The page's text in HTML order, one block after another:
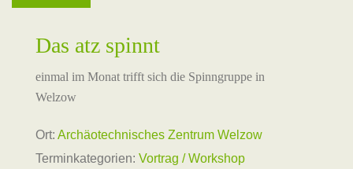
Das atz spinnt
einmal im Monat trifft sich die Spinngruppe in
Welzow
Ort: Archäotechnisches Zentrum Welzow
Terminkategorien: Vortrag / Workshop